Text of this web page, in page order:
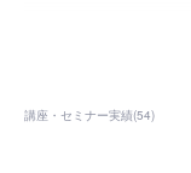
講座・セミナー実績(54)